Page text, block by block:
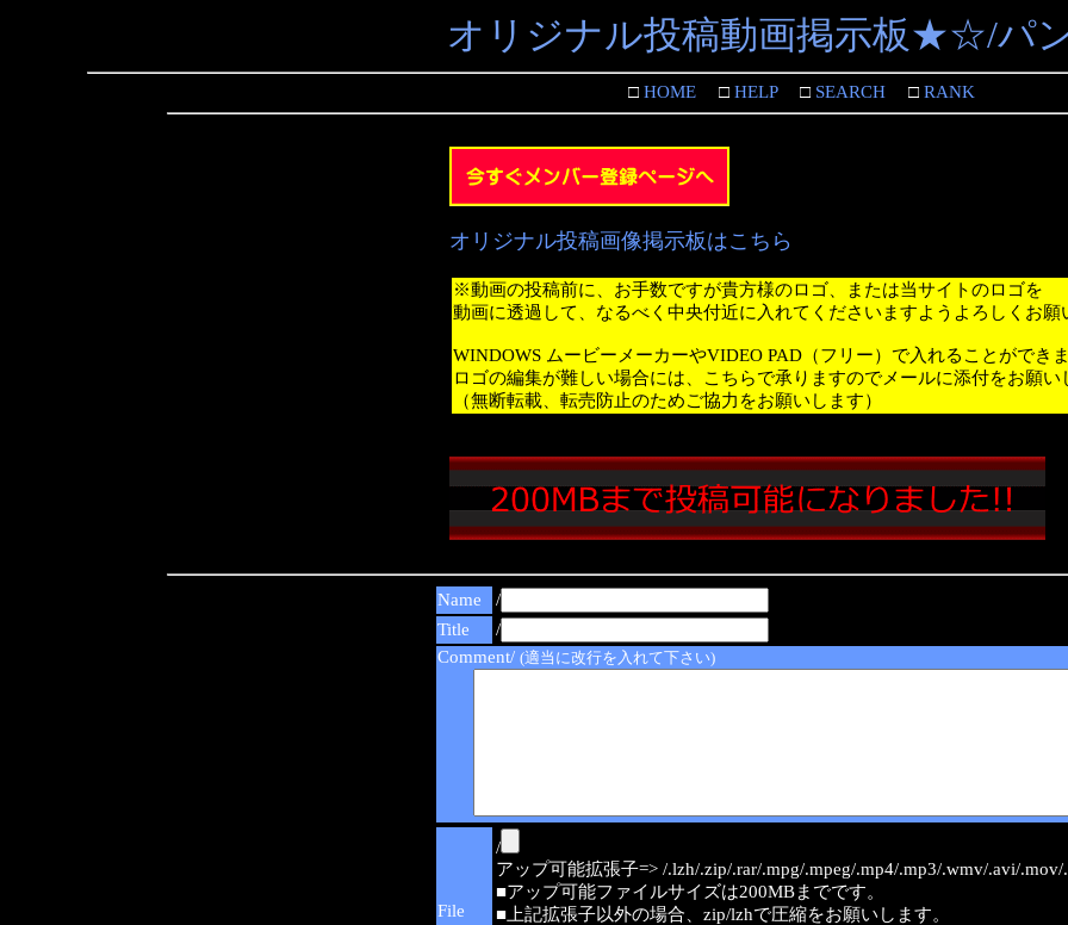
オリジナル投稿動画掲示板★☆/パ
□HOME□HELP□SEARCH□RANK
オリジナル投稿画像掲示板はこちら
※動画の投稿前に、お手数ですが貴方様のロゴ、または当サイトのロゴを
動画に透過して、なるべく中央付近に入れてくださいますようよろしくお願
WINDOWS ムービーメーカーやVIDEO PAD（フリー）で入れることができ
ロゴの編集が難しい場合には、こちらで承りますのでメールに添付をお願い
（無断転載、転売防止のためご協力をお願いします）
Name
/
Title
/
Comment/ (適当に改行を入れて下さい)
File
/
アップ可能拡張子=> /.lzh/.zip/.rar/.mpg/.mpeg/.mp4/.mp3/.wmv/.avi/.mov/
■アップ可能ファイルサイズは200MBまでです。
■上記拡張子以外の場合、zip/lzhで圧縮をお願いします。